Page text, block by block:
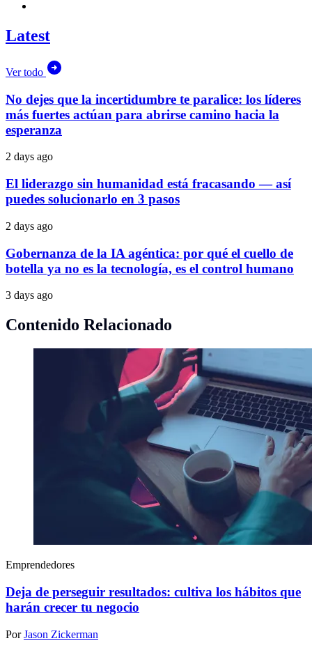
Latest
Ver todo
No dejes que la incertidumbre te paralice: los líderes
más fuertes actúan para abrirse camino hacia la
esperanza
2 days ago
El liderazgo sin humanidad está fracasando — así
puedes solucionarlo en 3 pasos
2 days ago
Gobernanza de la IA agéntica: por qué el cuello de
botella ya no es la tecnología, es el control humano
3 days ago
Contenido Relacionado
Emprendedores
Deja de perseguir resultados: cultiva los hábitos que
harán crecer tu negocio
PorJason Zickerman